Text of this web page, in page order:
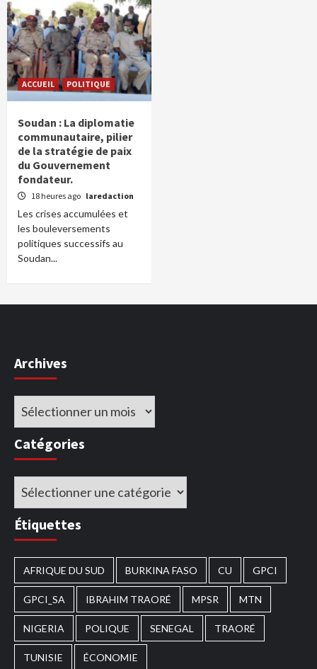
ACCUEIL POLITIQUE
Soudan : La diplomatie
communautaire, pilier
de la stratégie de paix
du Gouvernement
fondateur.
18 heures ago laredaction
Les crises accumulées et
les bouleversements
politiques successifs au
Soudan...
Archives
Archives
Catégories
Catégories
Étiquettes
AFRIQUE DU SUD BURKINA FASO CU GPCI
GPCI_SA IBRAHIM TRAORÉ MPSR MTN
NIGERIA POLIQUE SENEGAL TRAORÉ
TUNISIE ÉCONOMIE